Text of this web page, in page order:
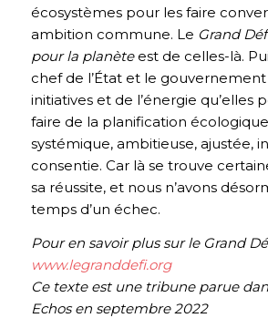
écosystèmes pour les faire
ambition commune. Le Grand
pour la planète est de celles-là.
chef de l’État et le gouvernement
initiatives et de l’énergie qu’elles
faire de la planification
systémique, ambitieuse, ajustée,
consentie. Car là se trouve
sa réussite, et nous n’avons
temps d’un échec.
Pour en savoir plus sur le Grand
www.legranddefi.org
Ce texte est une tribune parue
Echos en septembre 2022